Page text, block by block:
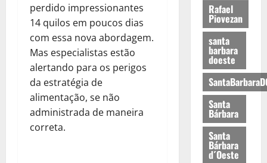
perdido impressionantes
14 quilos em poucos dias
com essa nova abordagem.
Mas especialistas estão
alertando para os perigos
da estratégia de
alimentação, se não
administrada de maneira
correta.
Rafael
Piovezan
santa
barbara
doeste
Santa
Bárbara
Santa
Bárbara
d´Oeste